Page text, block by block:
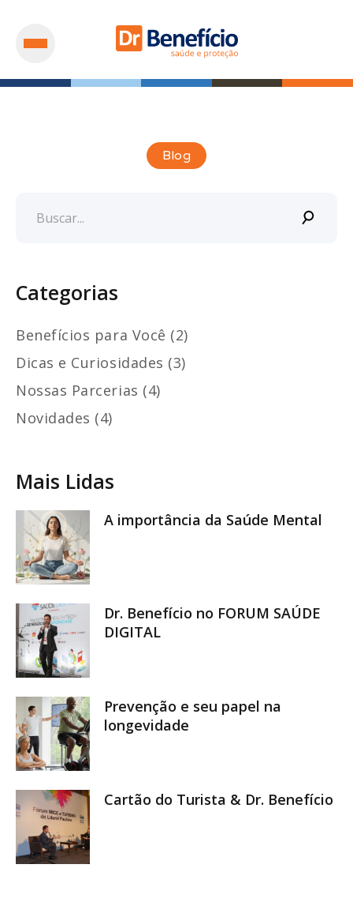
Blog
Categorias
Benefícios para Você (2)
Dicas e Curiosidades (3)
Nossas Parcerias (4)
Novidades (4)
Mais Lidas
A importância da Saúde Mental
Dr. Benefício no FORUM SAÚDE
DIGITAL
Prevenção e seu papel na
longevidade
Cartão do Turista & Dr. Benefício